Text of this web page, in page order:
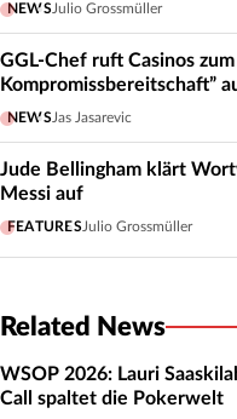
NEWS Julio Grossmüller
GGL-Chef ruft Casinos
Kompromissbereitschaft”
NEWS Jas Jasarevic
Jude Bellingham klärt
Messi auf
FEATURES Julio Grossmüller
Related News
WSOP 2026: Lauri
Call spaltet die Pokerwelt